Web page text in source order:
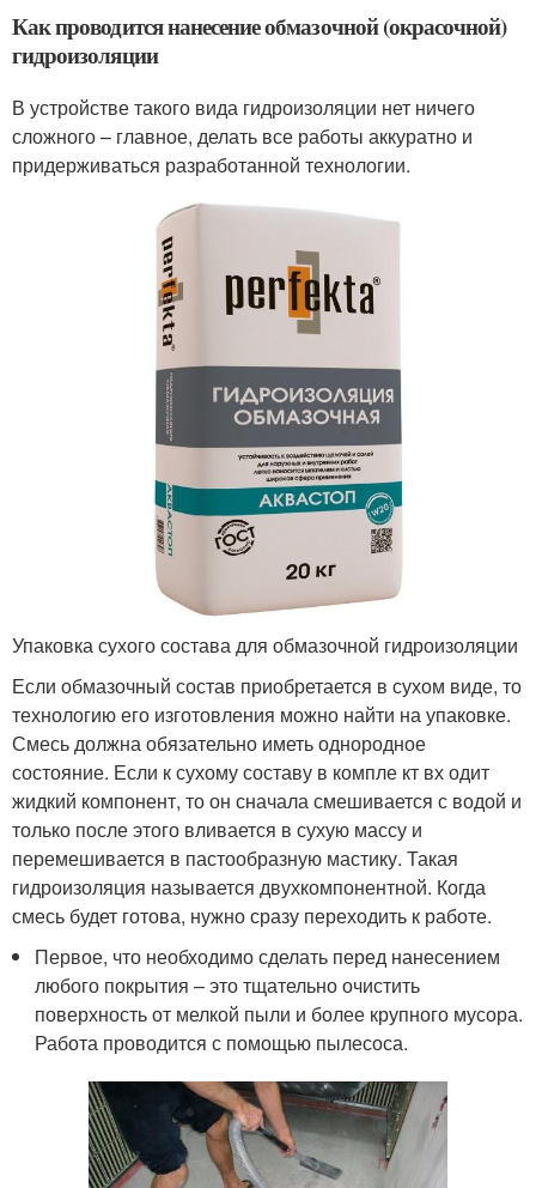
Как проводится нанесение обмазочной (окрасочной)
гидроизоляции
В устройстве такого вида гидроизоляции нет ничего
сложного – главное, делать все работы аккуратно и
придерживаться разработанной технологии.
Упаковка сухого состава для обмазочной гидроизоляции
Если обмазочный состав приобретается в сухом виде, то
технологию его изготовления можно найти на упаковке.
Смесь должна обязательно иметь однородное
состояние. Если к сухому составу в компле кт вх одит
жидкий компонент, то он сначала смешивается с водой и
только после этого вливается в сухую массу и
перемешивается в пастообразную мастику. Такая
гидроизоляция называется двухкомпонентной. Когда
смесь будет готова, нужно сразу переходить к работе.
Первое, что необходимо сделать перед нанесением
любого покрытия – это тщательно очистить
поверхность от мелкой пыли и более крупного мусора.
Работа проводится с помощью пылесоса.